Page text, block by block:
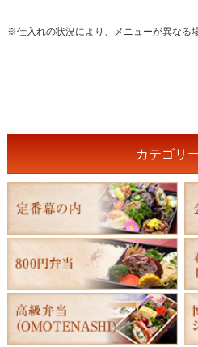
カテゴリ
※仕入れの状況により、メニューが異なる